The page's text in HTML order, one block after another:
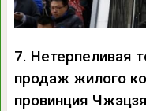
7. Нетерпеливая
продаж жилого
провинция